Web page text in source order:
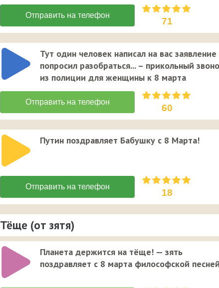
71
Тут один человек написал на вас заявление
попросил разобраться... – прикольный
из полиции для женщины к 8 марта
60
Путин поздравляет Бабушку с 8 Марта!
18
Тёще (от зятя)
Планета держится на тёще! — зять
поздравляет с 8 марта философской